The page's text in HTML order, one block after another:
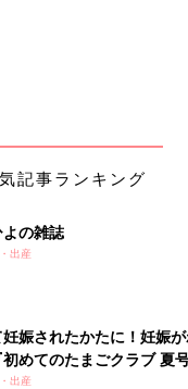
記事ランキング
の雑誌
出産
娠されたかたに！妊娠
めてのたまごクラブ 夏号
出産